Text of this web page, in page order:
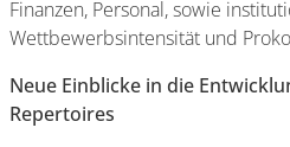
Finanzen, Personal, sowie
Wettbewerbsintensität und
Neue Einblicke in die
Repertoires